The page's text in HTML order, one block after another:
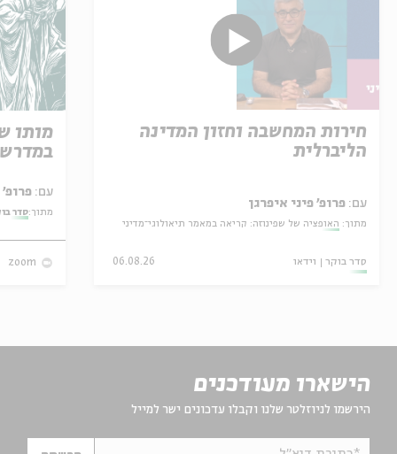
חירות המחשבה וחזון המדינה
הליברלית
עם: פרופ' פיני איפרגן
מתוך: האופציה של שפינוזה: קריאה במאמר תיאולוגי־מדיני
סדר בוקר וידאו 06.08.26
מותו
עם: פרופ' אביגדור שנאן
מתוך:סדר
zoom
הישארו מעודכנים
הירשמו לניוזלטר שלנו וקבלו עדכונים ישר למייל